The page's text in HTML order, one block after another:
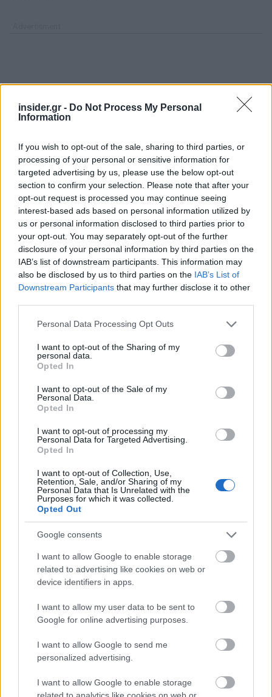
insider.gr - Do Not Process My Personal
Information
If you wish to opt-out of the sale, sharing to third parties, or
processing of your personal or sensitive information for
targeted advertising by us, please use the below opt-out
section to confirm your selection. Please note that after your
opt-out request is processed you may continue seeing
interest-based ads based on personal information utilized by
us or personal information disclosed to third parties prior to
your opt-out. You may separately opt-out of the further
disclosure of your personal information by third parties on the
IAB’s list of downstream participants. This information may
also be disclosed by us to third parties on the IAB’s List of
Downstream Participants that may further disclose it to other
Please note that this website/app uses one or more Google
not limited to your visit or usage behaviour. You may click to
grant or deny consent to Google and its third-party tags to
use your data for below specified purposes in below Google
consent section.
Personal Data Processing Opt Outs
I want to opt-out of the Sharing of my
personal data.
Opted In
I want to opt-out of the Sale of my
Personal Data.
Opted In
I want to opt-out of processing my
Personal Data for Targeted Advertising.
Opted In
I want to opt-out of Collection, Use,
Retention, Sale, and/or Sharing of my
Personal Data that Is Unrelated with the
Purposes for which it was collected.
Opted Out
Google consents
I want to allow Google to enable storage
related to advertising like cookies on web or
device identifiers in apps.
I want to allow my user data to be sent to
Google for online advertising purposes.
I want to allow Google to send me
personalized advertising.
I want to allow Google to enable storage
related to analytics like cookies on web or
Ακολουθήστε το
Πυρόπληκτοι: Ποιοι δικαιούνται έως 6.000 ευρώ,